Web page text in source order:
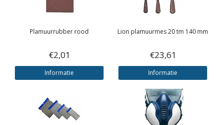
Plamuurrubber rood
€2,01
Informatie
Lion plamuurmes 20 tm 140 mm
€23,61
Informatie